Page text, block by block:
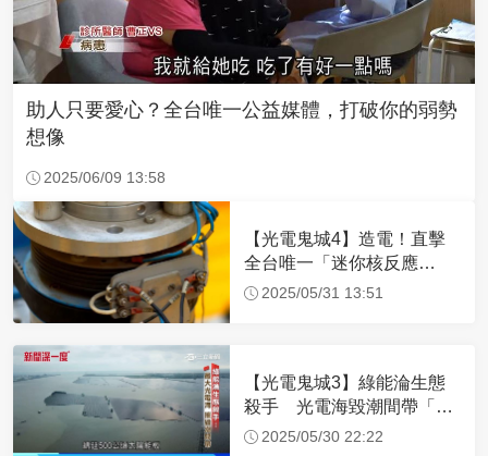
助人只要愛心？全台唯一公益媒體，打破你的弱勢
想像
2025/06/09 13:58
【光電鬼城4】造電！直擊
全台唯一「迷你核反應
爐」 SMR成趨勢
2025/05/31 13:51
【光電鬼城3】綠能淪生態
殺手 光電海毀潮間帶「環
評管不著」
2025/05/30 22:22